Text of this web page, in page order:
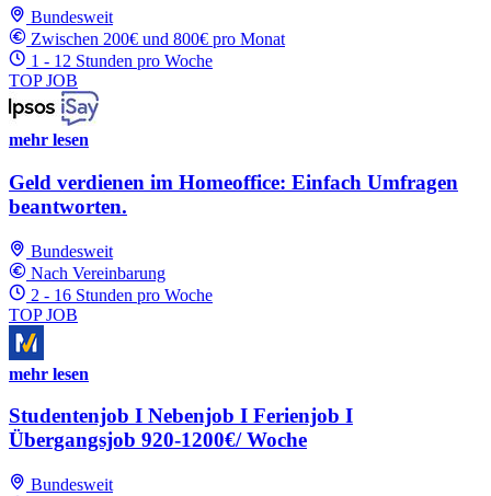
Bundesweit
Zwischen 200€ und 800€ pro Monat
1 - 12 Stunden pro Woche
TOP JOB
mehr lesen
Geld verdienen im Homeoffice: Einfach Umfragen
beantworten.
Bundesweit
Nach Vereinbarung
2 - 16 Stunden pro Woche
TOP JOB
mehr lesen
Studentenjob I Nebenjob I Ferienjob I
Übergangsjob 920-1200€/ Woche
Bundesweit